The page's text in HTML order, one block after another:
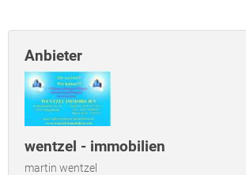
Anbieter
wentzel - immobilien
martin wentzel